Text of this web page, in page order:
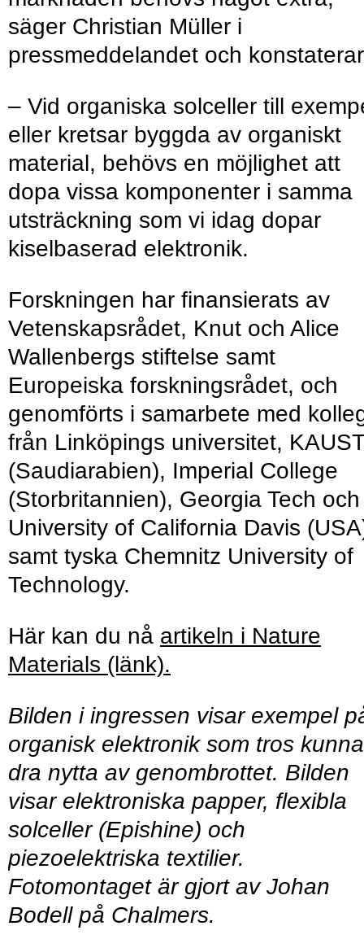
säger Christian Müller i
pressmeddelandet och
– Vid organiska solceller till
eller kretsar byggda av organiskt
material, behövs en möjlighet att
dopa vissa komponenter i samma
utsträckning som vi idag dopar
kiselbaserad elektronik.
Forskningen har finansierats av
Vetenskapsrådet, Knut och Alice
Wallenbergs stiftelse samt
Europeiska forskningsrådet, och
genomförts i samarbete med
från Linköpings universitet, KAUST
(Saudiarabien), Imperial College
(Storbritannien), Georgia Tech och
University of California Davis
samt tyska Chemnitz University of
Technology.
Här kan du nå artikeln i Nature
Materials (länk).
Bilden i ingressen visar exempel
organisk elektronik som tros kunna
dra nytta av genombrottet. Bilden
visar elektroniska papper, flexibla
solceller (Epishine) och
piezoelektriska textilier.
Fotomontaget är gjort av Johan
Bodell på Chalmers.